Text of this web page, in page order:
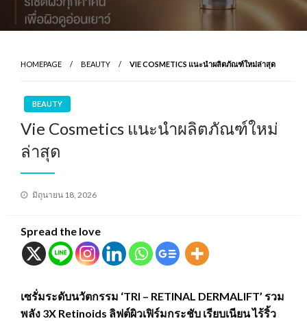
HOMEPAGE BEAUTY VIE COSMETICS แนะนำผลิตภัณฑ์ใหม่ล่าสุด
BEAUTY
Vie Cosmetics แนะนำผลิตภัณฑ์ใหม่
ล่าสุด
Posted
มิถุนายน 18, 2026
Spread the love
เซรั่มระดับนวัตกรรม ‘TRI – RETINAL DERMALIFT’ รวม
พลัง 3X Retinoids ลิฟต์ผิวเฟิร์มกระชับ เรียบเนียน ไร้ริ้ว